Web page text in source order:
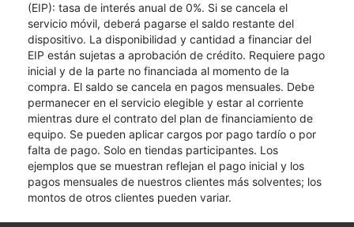
(EIP): tasa de interés anual de 0%. Si se cancela el
servicio móvil, deberá pagarse el saldo restante del
dispositivo. La disponibilidad y cantidad a financiar del
EIP están sujetas a aprobación de crédito. Requiere pago
inicial y de la parte no financiada al momento de la
compra. El saldo se cancela en pagos mensuales. Debe
permanecer en el servicio elegible y estar al corriente
mientras dure el contrato del plan de financiamiento de
equipo. Se pueden aplicar cargos por pago tardío o por
falta de pago. Solo en tiendas participantes. Los
ejemplos que se muestran reflejan el pago inicial y los
pagos mensuales de nuestros clientes más solventes; los
montos de otros clientes pueden variar.